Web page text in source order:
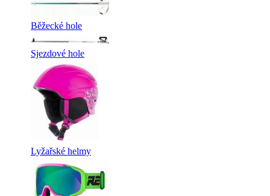
Běžecké hole
Sjezdové hole
Lyžařské helmy